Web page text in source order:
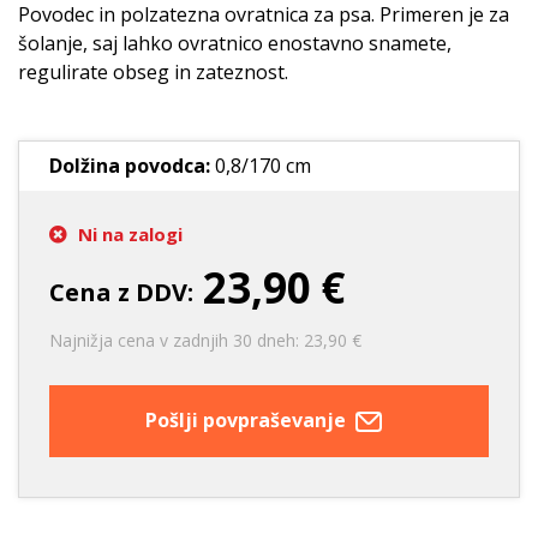
Povodec in polzatezna ovratnica za psa. Primeren je za
šolanje, saj lahko ovratnico enostavno snamete,
regulirate obseg in zateznost.
Dolžina povodca:0,8/170 cm
Ni na zalogi
Cena z DDV: 23,90 €
Najnižja cena v zadnjih 30 dneh: 23,90 €
Pošlji povpraševanje